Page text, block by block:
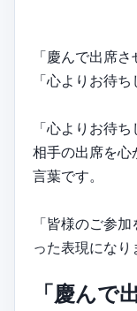
「慶んで出席
「心よりお待
「心よりお待
相手の出席を心
言葉です。
「皆様のご参
った表現になり
「慶んで